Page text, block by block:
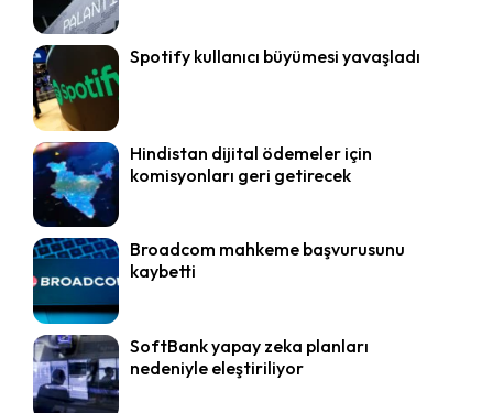
Spotify kullanıcı büyümesi yavaşladı
Hindistan dijital ödemeler için
komisyonları geri getirecek
Broadcom mahkeme başvurusunu
kaybetti
SoftBank yapay zeka planları
nedeniyle eleştiriliyor